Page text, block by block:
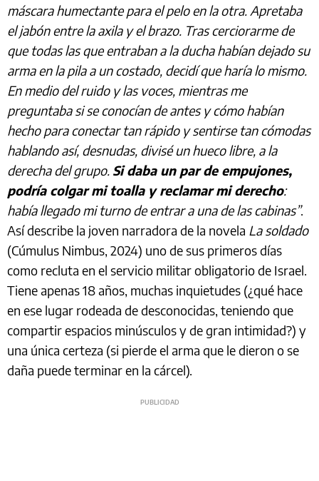
máscara humectante para el pelo en la otra. Apretaba
el jabón entre la axila y el brazo. Tras cerciorarme de
que todas las que entraban a la ducha habían dejado su
arma en la pila a un costado, decidí que haría lo mismo.
En medio del ruido y las voces, mientras me
preguntaba si se conocían de antes y cómo habían
hecho para conectar tan rápido y sentirse tan cómodas
hablando así, desnudas, divisé un hueco libre, a la
derecha del grupo. Si daba un par de empujones,
podría colgar mi toalla y reclamar mi derecho:
había llegado mi turno de entrar a una de las cabinas”.
Así describe la joven narradora de la novela La soldado
(Cúmulus Nimbus, 2024) uno de sus primeros días
como recluta en el servicio militar obligatorio de Israel.
Tiene apenas 18 años, muchas inquietudes (¿qué hace
en ese lugar rodeada de desconocidas, teniendo que
compartir espacios minúsculos y de gran intimidad?) y
una única certeza (si pierde el arma que le dieron o se
daña puede terminar en la cárcel).